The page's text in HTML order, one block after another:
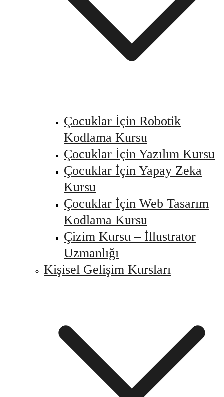
Çocuklar İçin Robotik
Kodlama Kursu
Çocuklar İçin Yazılım Kursu
Çocuklar İçin Yapay Zeka
Kursu
Çocuklar İçin Web Tasarım
Kodlama Kursu
Çizim Kursu – İllustrator
Uzmanlığı
Kişisel Gelişim Kursları